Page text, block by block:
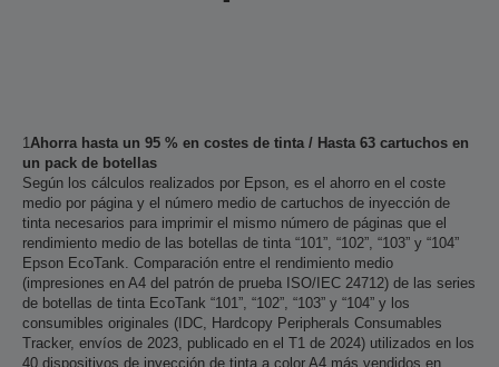
1Ahorra hasta un 95 % en costes de tinta / Hasta 63 cartuchos en
un pack de botellas
Según los cálculos realizados por Epson, es el ahorro en el coste
medio por página y el número medio de cartuchos de inyección de
tinta necesarios para imprimir el mismo número de páginas que el
rendimiento medio de las botellas de tinta “101”, “102”, “103” y “104”
Epson EcoTank. Comparación entre el rendimiento medio
(impresiones en A4 del patrón de prueba ISO/IEC 24712) de las series
de botellas de tinta EcoTank “101”, “102”, “103” y “104” y los
consumibles originales (IDC, Hardcopy Peripherals Consumables
Tracker, envíos de 2023, publicado en el T1 de 2024) utilizados en los
40 dispositivos de inyección de tinta a color A4 más vendidos en